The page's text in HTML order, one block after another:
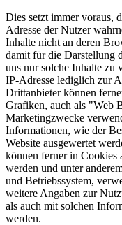
Dies setzt immer voraus,
Adresse der Nutzer
Inhalte nicht an deren
damit für die Darstellung
uns nur solche Inhalte zu
IP-Adresse lediglich zur
Drittanbieter können
Grafiken, auch als "Web
Marketingzwecke
Informationen, wie der
Website ausgewertet
können ferner in Cookies
werden und unter
und Betriebssystem,
weitere Angaben zur
als auch mit solchen
werden.